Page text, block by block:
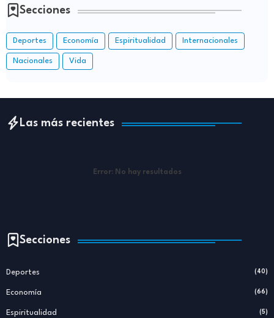
Secciones
Deportes Economía Espiritualidad Internacionales
Nacionales Vida
Las más recientes
Error: No hay resultados
Secciones
Deportes (40)
Economía (66)
Espiritualidad (5)